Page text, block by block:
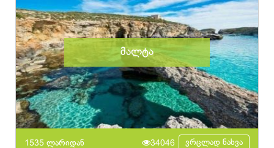
მალტა
1535 ლარიდან 34046 ვრცლად ნახვა